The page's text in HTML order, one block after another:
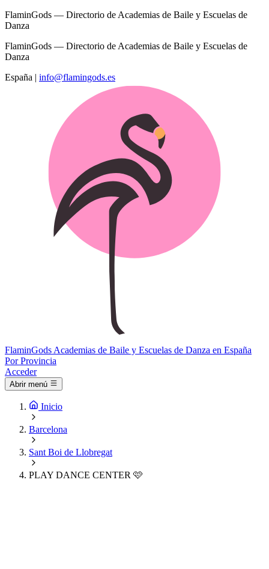
FlaminGods — Directorio de Academias de Baile y Escuelas de
Danza
FlaminGods — Directorio de Academias de Baile y Escuelas de
Danza
España | info@flamingods.es
FlaminGods Academias de Baile y Escuelas de Danza en España
Por Provincia
Acceder
Abrir menú
Inicio
Barcelona
Sant Boi de Llobregat
PLAY DANCE CENTER 🩷